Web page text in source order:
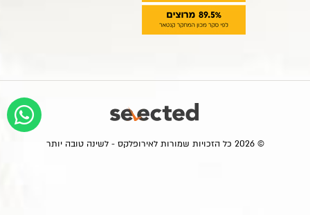
© 2026 כל הזכויות שמורות לאירופלקס - לשינה טובה יותר